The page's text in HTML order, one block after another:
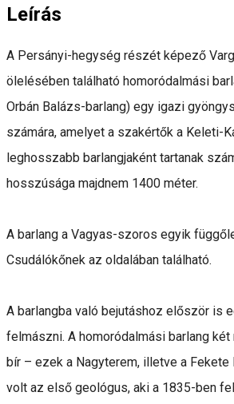
Leírás
A Persányi-hegység részét képező
ölelésében található homoródalmási
Orbán Balázs-barlang) egy igazi
számára, amelyet a szakértők a Keleti-
leghosszabb barlangjaként tartanak
hosszúsága majdnem 1400 méter.
A barlang a Vagyas-szoros egyik
Csudálókőnek az oldalában található.
A barlangba való bejutáshoz először is
felmászni. A homoródalmási barlang
bír – ezek a Nagyterem, illetve a
volt az első geológus, aki a 1835-ben